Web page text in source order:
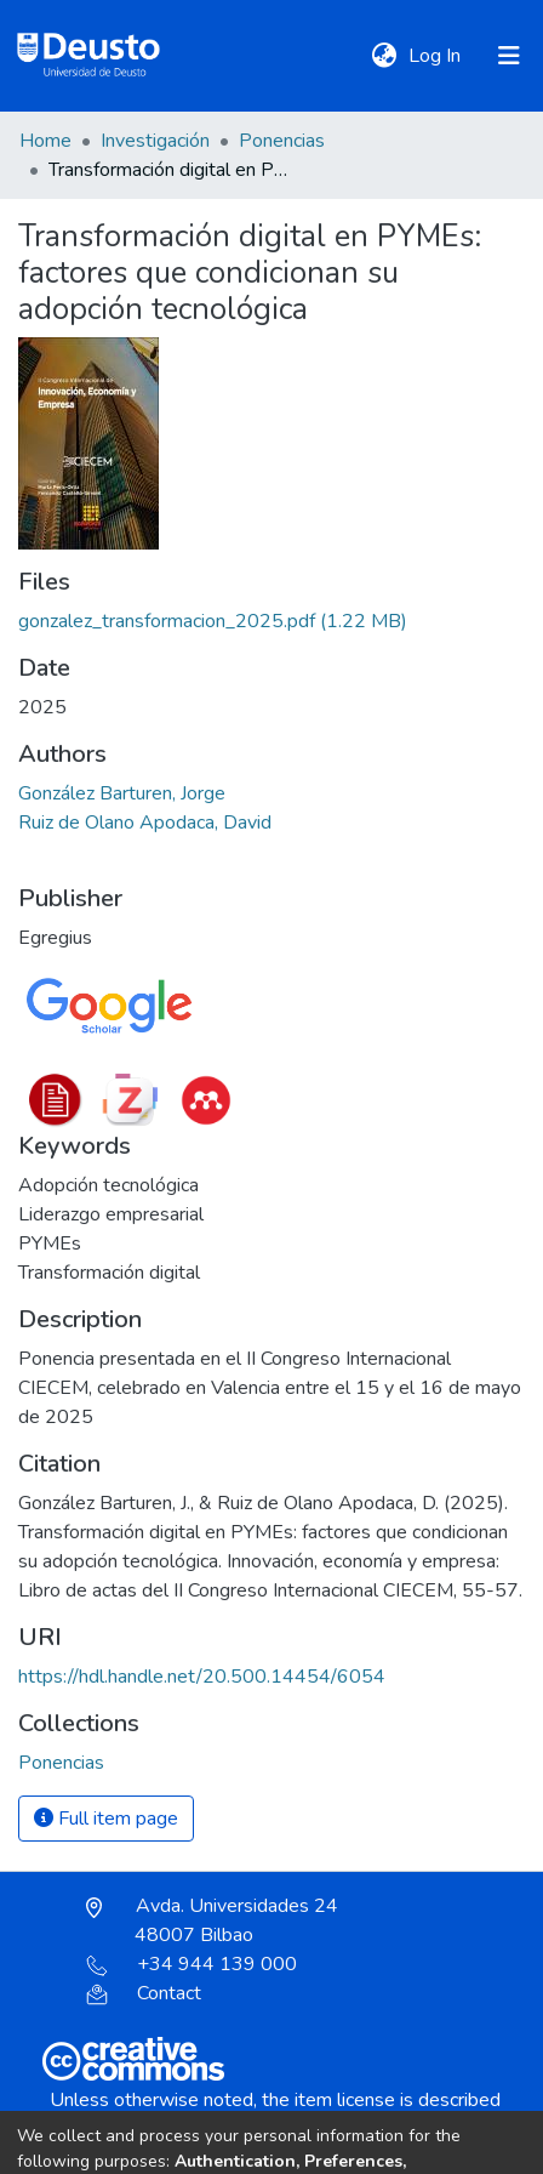
Log In (current)
DeustoTeka
Communities
&
Collections
All of DSpace
Statistics
Policies
Home Investigación
Ponencias
Transformación digital en PYMEs: factores que condicionan su adopción tecnológica
Transformación digital en PYMEs:
factores que condicionan su
adopción tecnológica
Files
gonzalez_transformacion_2025.pdf(1.22 MB)
Date
2025
Authors
González Barturen, Jorge
Ruiz de Olano Apodaca, David
Publisher
Egregius
Keywords
Adopción tecnológica
Liderazgo empresarial
PYMEs
Transformación digital
Description
Ponencia presentada en el II Congreso Internacional
CIECEM, celebrado en Valencia entre el 15 y el 16 de mayo
de 2025
Citation
González Barturen, J., & Ruiz de Olano Apodaca, D. (2025).
Transformación digital en PYMEs: factores que condicionan
su adopción tecnológica. Innovación, economía y empresa:
Libro de actas del II Congreso Internacional CIECEM, 55-57.
URI
https://hdl.handle.net/20.500.14454/6054
Collections
Ponencias
Full item page
Avda. Universidades 24
48007 Bilbao
+34 944 139 000
Contact
Unless otherwise noted, the item license is described
Creative Commons Attribution-NonCommercial-
We collect and process your personal information for the
following purposes: Authentication, Preferences,